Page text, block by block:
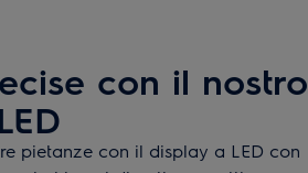
con il nostro
pietanze con il display a LED con